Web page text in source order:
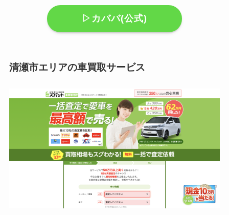
▷カババ(公式)
清瀬市エリアの車買取サービス